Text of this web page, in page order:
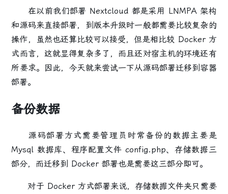
在以前我们部署 Nextcloud 都是采用 LNMPA 架构
和源码来直接部署，到版本升级时一般都需要比较复杂的
操作，虽然也还算比较可以接受，但是相比较 Docker 方
式而言，这就显得复杂多了，而且还对宿主机的环境还有
所要求。因此，今天就来尝试一下从源码部署迁移到容器
部署。
备份数据
源码部署方式需要管理员时常备份的数据主要是
Mysql 数据库、程序配置文件 config.php、存储数据三
部分，而迁移到 Docker 部署也是需要这三部分即可。
对于 Docker 方式部署来说，存储数据文件夹只需要